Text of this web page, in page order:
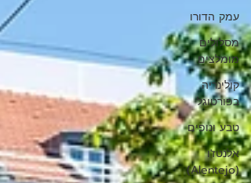
עמק הדורו
מסלולים
מומלצים
קולינריה
בפורטוגל
טבע ונופים
אלנטז'ו
(Alentejo)